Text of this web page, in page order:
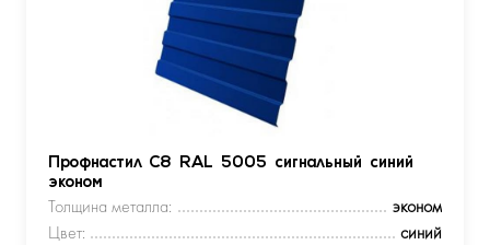
Профнастил С8 RAL 5005 сигнальный синий
эконом
Толщина металла:
эконом
Цвет:
синий